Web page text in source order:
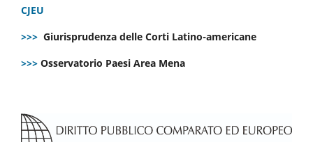
CJEU
>>> Giurisprudenza delle Corti Latino-americane
>>> Osservatorio Paesi Area Mena